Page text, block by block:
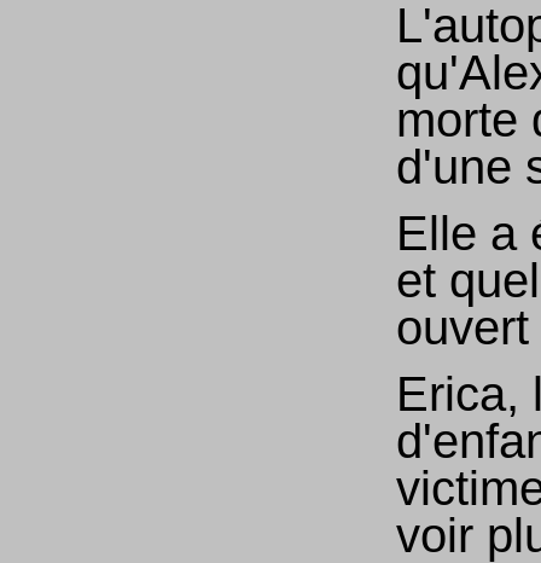
morte
d'une
Elle a
et
Erica,
voir